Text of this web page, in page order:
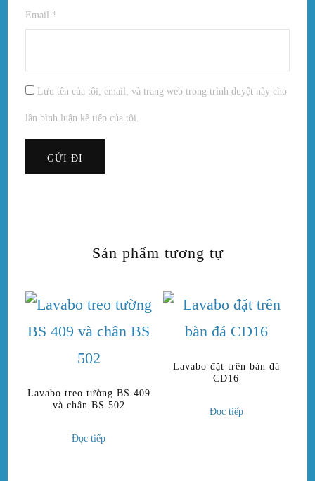
Email *
Lưu tên của tôi, email, và trang web trong trình duyệt này cho
lần bình luận kế tiếp của tôi.
Sản phẩm tương tự
Lavabo treo tường BS 409
và chân BS 502
Đọc tiếp
Lavabo đặt trên bàn đá
CD16
Đọc tiếp